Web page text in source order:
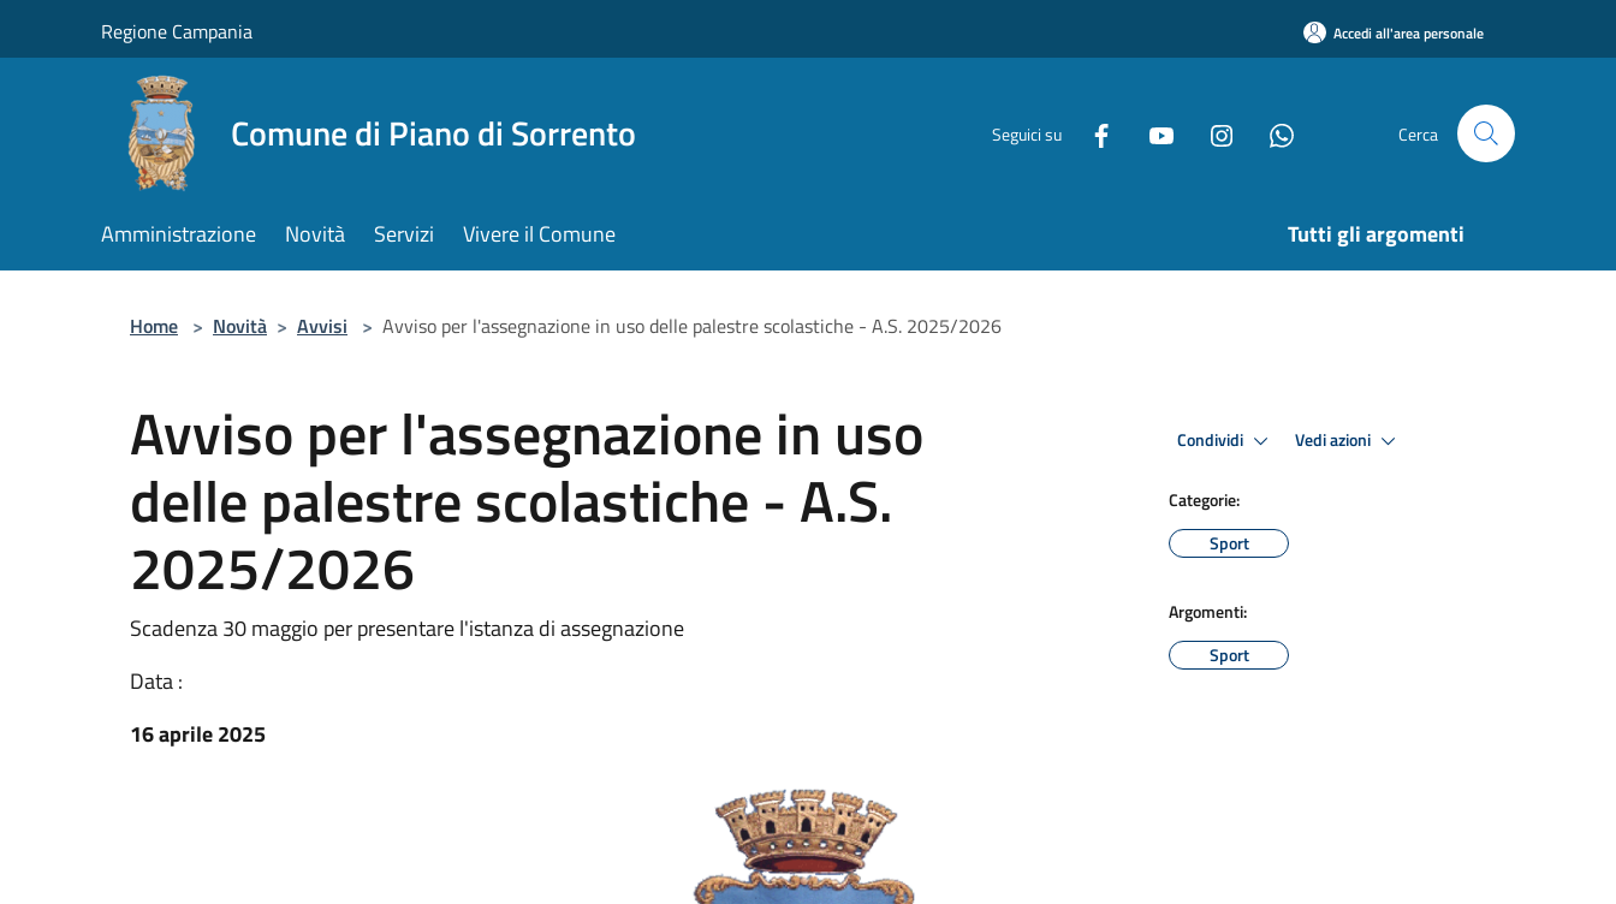
Regione Campania Accedi all'area personale
Comune di Piano di Sorrento Seguici su Cerca
Amministrazione Novità Servizi Vivere il Comune Tutti gli argomenti
Home > Novità > Avvisi > Avviso per l'assegnazione in uso delle palestre scolastiche - A.S. 2025/2026
Avviso per l'assegnazione in uso
delle palestre scolastiche - A.S.
2025/2026
Scadenza 30 maggio per presentare l'istanza di assegnazione
Data :
16 aprile 2025
Condividi Vedi azioni
Categorie:
Sport
Argomenti:
Sport